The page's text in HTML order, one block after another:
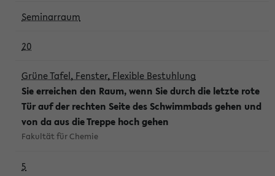
Seminarraum
20
Grüne Tafel, Fenster, Flexible Bestuhlung
Sie erreichen den Raum, wenn Sie durch die letzte rote
Tür auf der rechten Seite des Schwimmbads gehen und
von da aus die Treppe hoch gehen
Fakultät für Chemie
5